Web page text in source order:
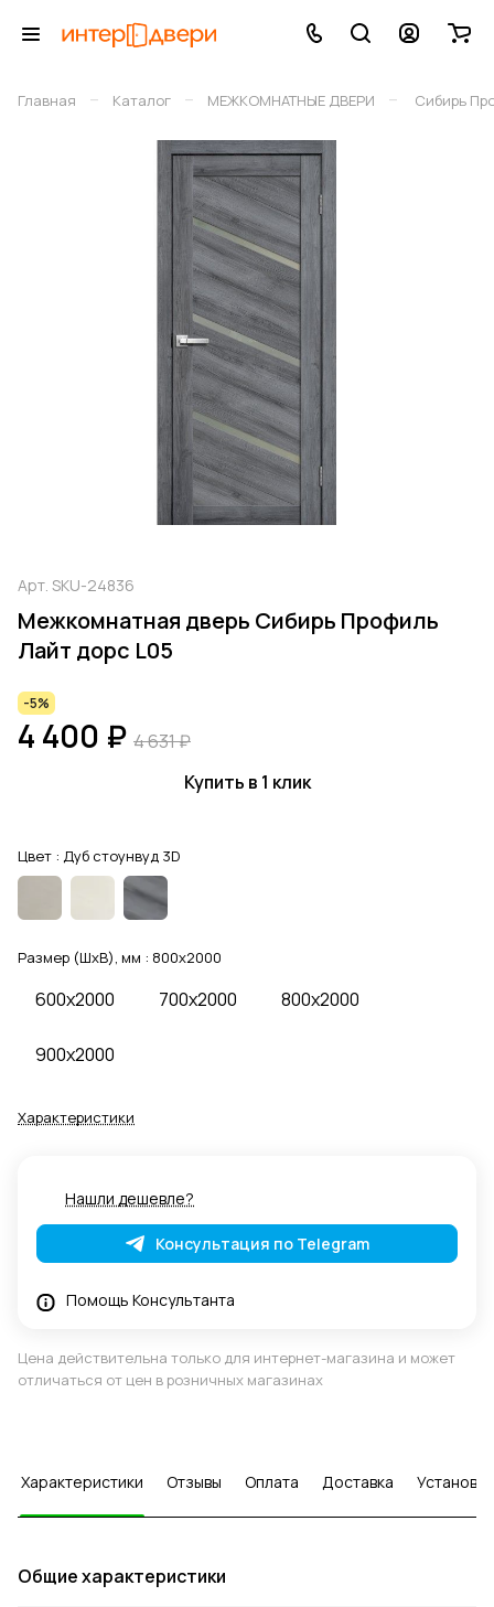
Главная – Каталог – МЕЖКОМНАТНЫЕ ДВЕРИ – Сибирь
Арт. SKU-24836
Межкомнатная дверь Сибирь Профиль
Лайт дорс L05
-5%
4 400 ₽ 4 631 ₽
Купить в 1 клик
Цвет : Дуб стоунвуд 3D
Размер (ШхВ), мм : 800x2000
600x2000 700x2000 800x2000
900x2000
Характеристики
Нашли дешевле?
Консультация по Telegram
Помощь Консультанта
Цена действительна только для интернет-магазина и может
отличаться от цен в розничных магазинах
Характеристики Отзывы Оплата Доставка Установка
Общие характеристики